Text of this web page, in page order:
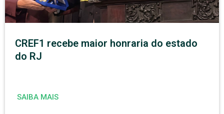
CREF1 recebe maior honraria do estado
do RJ
SAIBA MAIS